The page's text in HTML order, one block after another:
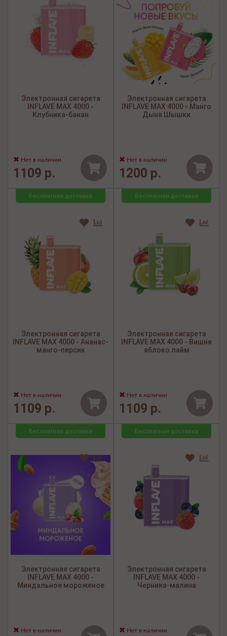
Электронная сигарета
INFLAVE MAX 4000 -
Клубника-банан
Нет в наличии
1109 р.
Электронная сигарета
INFLAVE MAX 4000 - Манго
Дыня Шышки
Нет в наличии
1200 р.
Бесплатная доставка
Электронная сигарета
INFLAVE MAX 4000 - Ананас-
манго-персик
Нет в наличии
1109 р.
Бесплатная доставка
Электронная сигарета
INFLAVE MAX 4000 - Вишня
яблоко лайм
Нет в наличии
1109 р.
Бесплатная доставка
Электронная сигарета
INFLAVE MAX 4000 -
Миндальное мороженое
Нет в наличии
Бесплатная доставка
Электронная сигарета
INFLAVE MAX 4000 -
Черника-малина
Нет в наличии